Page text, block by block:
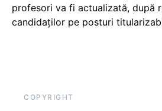
profesori va fi actualizată, după
candidaților pe posturi
COPYRIGHT